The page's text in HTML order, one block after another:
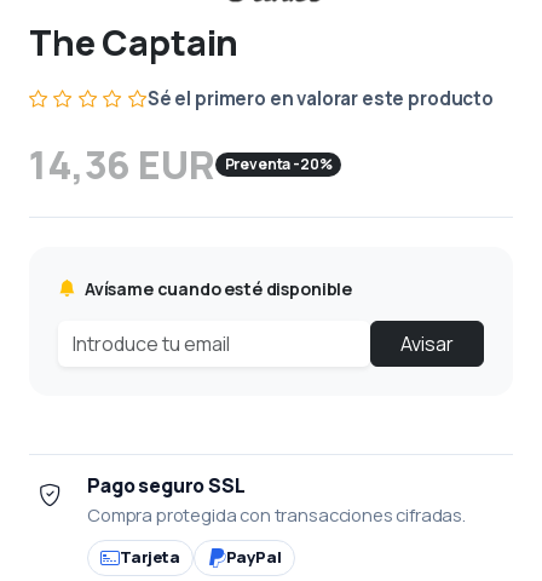
The Captain
Sé el primero en valorar este producto
14,36 EUR Preventa -20%
Avísame cuando esté disponible
Avisar
Pago seguro SSL
Compra protegida con transacciones cifradas.
Tarjeta PayPal